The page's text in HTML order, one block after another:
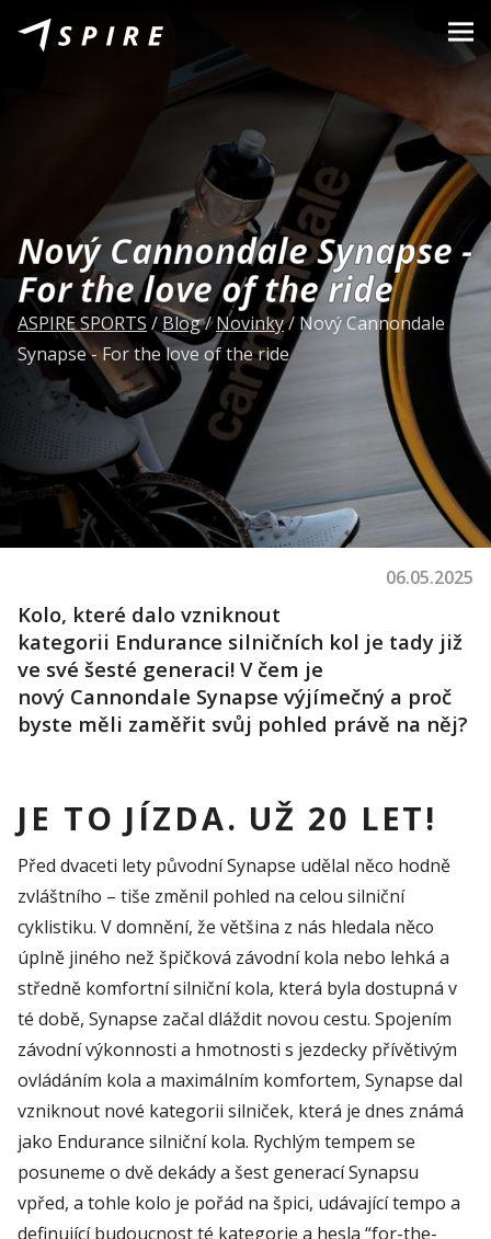
Značky
Predajcovia
B2B Portal
Kariéra
Blog
Kontakt
SK CZ |EN|
Nový Cannondale Synapse -
For the love of the ride
ASPIRE SPORTS / Blog/ Novinky/ Nový Cannondale
Synapse - For the love of the ride
06.05.2025
Kolo, které dalo vzniknout
kategorii Endurance silničních kol je tady již
ve své šesté generaci! V čem je
nový Cannondale Synapse výjímečný a proč
byste měli zaměřit svůj pohled právě na něj?
JE TO JÍZDA. UŽ 20 LET!
Před dvaceti lety původní Synapse udělal něco hodně
zvláštního – tiše změnil pohled na celou silniční
cyklistiku. V domnění, že většina z nás hledala něco
úplně jiného než špičková závodní kola nebo lehká a
středně komfortní silniční kola, která byla dostupná v
té době, Synapse začal dláždit novou cestu. Spojením
závodní výkonnosti a hmotnosti s jezdecky přívětivým
ovládáním kola a maximálním komfortem, Synapse dal
vzniknout nové kategorii silniček, která je dnes známá
jako Endurance silniční kola. Rychlým tempem se
posuneme o dvě dekády a šest generací Synapsu
vpřed, a tohle kolo je pořád na špici, udávající tempo a
definující budoucnost té kategorie a hesla “for-the-